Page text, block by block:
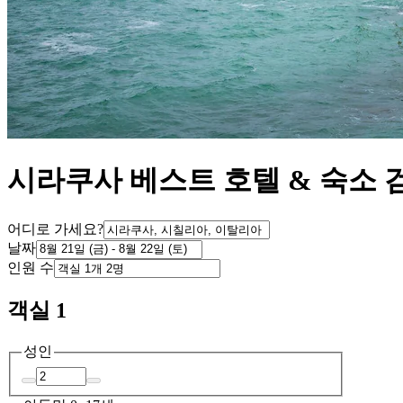
시라쿠사 베스트 호텔 & 숙소
어디로 가세요?
날짜
인원 수
객실 1
성인